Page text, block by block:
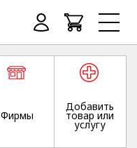
Фирмы
Добавить
товар или
услугу